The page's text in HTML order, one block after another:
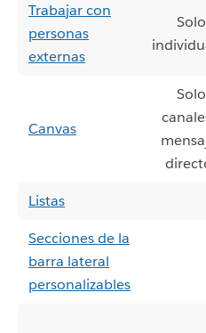
Trabajar con
personas
externas
Solo
Canvas
Solo
Listas
Secciones de la
barra lateral
personalizables